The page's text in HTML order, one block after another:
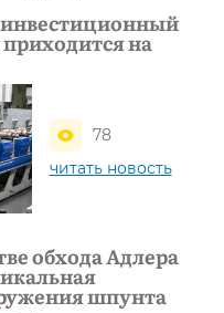
на
78
читать новость
обхода Адлера
шпунта